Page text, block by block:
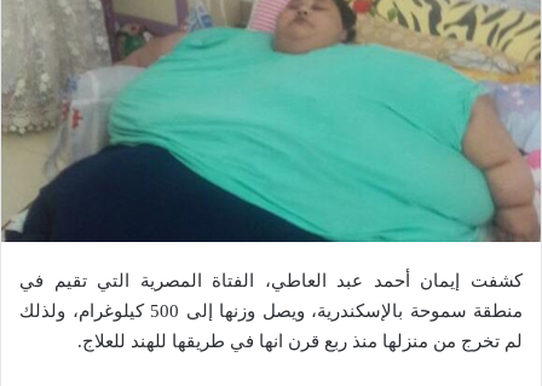
كشفت إيمان أحمد عبد العاطي، الفتاة المصرية التي تقيم في
منطقة سموحة بالإسكندرية، ويصل وزنها إلى 500 كيلوغرام، ولذلك
لم تخرج من منزلها منذ ربع قرن انها في طريقها للهند للعلاج.